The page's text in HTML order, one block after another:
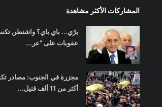
المشاركات الأكثر مشاهدة
برّي... باي باي؟ واشنطن
عقوبات على "عر...
مجزرة في الجنوب:
أكثر من 11 ألف قتيل...